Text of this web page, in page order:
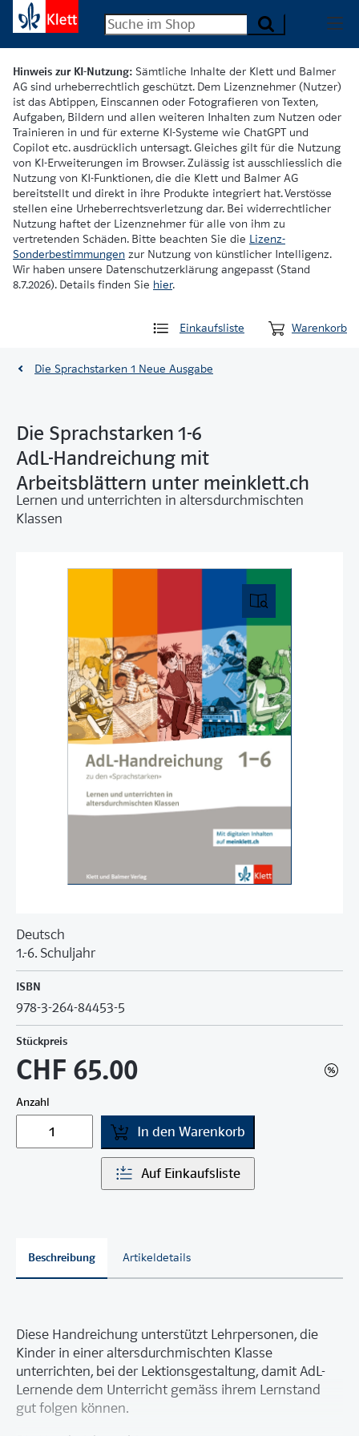
Hinweis zur KI-Nutzung: Sämtliche Inhalte der Klett und Balmer
AG sind urheberrechtlich geschützt. Dem Lizenznehmer (Nutzer)
ist das Abtippen, Einscannen oder Fotografieren von Texten,
Aufgaben, Bildern und allen weiteren Inhalten zum Nutzen oder
Trainieren in und für externe KI-Systeme wie ChatGPT und
Copilot etc. ausdrücklich untersagt. Gleiches gilt für die Nutzung
von KI-Erweiterungen im Browser. Zulässig ist ausschliesslich die
Nutzung von KI-Funktionen, die die Klett und Balmer AG
bereitstellt und direkt in ihre Produkte integriert hat. Verstösse
stellen eine Urheberrechtsverletzung dar. Bei widerrechtlicher
Nutzung haftet der Lizenznehmer für alle von ihm zu
vertretenden Schäden. Bitte beachten Sie die Lizenz-
Sonderbestimmungen zur Nutzung von künstlicher Intelligenz.
Wir haben unsere Datenschutzerklärung angepasst (Stand
8.7.2026). Details finden Sie hier.
Einkaufsliste Warenkorb
Die Sprachstarken 1 Neue Ausgabe
Die Sprachstarken 1-6
AdL-Handreichung mit
Arbeitsblättern unter meinklett.ch
Lernen und unterrichten in altersdurchmischten
Klassen
Deutsch
1.-6. Schuljahr
ISBN
978-3-264-84453-5
Stückpreis
CHF 65.00
Anzahl
In den Warenkorb
Auf Einkaufsliste
Beschreibung Artikeldetails
Diese Handreichung unterstützt Lehrpersonen, die
Kinder in einer altersdurchmischten Klasse
unterrichten, bei der Lektionsgestaltung, damit AdL-
Lernende dem Unterricht gemäss ihrem Lernstand
gut folgen können.